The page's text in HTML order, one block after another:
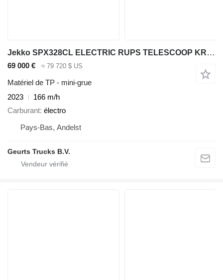
Jekko SPX328CL ELECTRIC RUPS TELESCOOP KRAAN/RAUPENKRAN/TELESCOPIC CRA
69 000 € ≈ 79 720 $ US
Matériel de TP - mini-grue
2023
166 m/h
Carburant électro
Pays-Bas, Andelst
Geurts Trucks B.V.